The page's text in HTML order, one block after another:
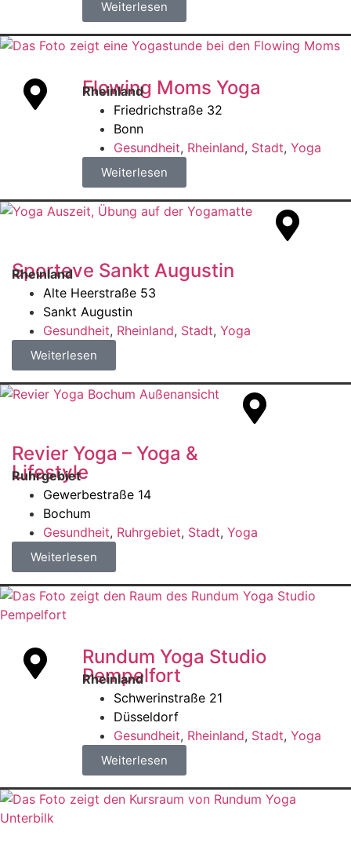
Weiterlesen
Flowing Moms Yoga
Rheinland
Friedrichstraße 32
Bonn
Gesundheit, Rheinland, Stadt, Yoga
Weiterlesen
Sporteve Sankt Augustin
Rheinland
Alte Heerstraße 53
Sankt Augustin
Gesundheit, Rheinland, Stadt, Yoga
Weiterlesen
Revier Yoga – Yoga &
Lifestyle
Ruhrgebiet
Gewerbestraße 14
Bochum
Gesundheit, Ruhrgebiet, Stadt, Yoga
Weiterlesen
Rundum Yoga Studio
Pempelfort
Rheinland
Schwerinstraße 21
Düsseldorf
Gesundheit, Rheinland, Stadt, Yoga
Weiterlesen